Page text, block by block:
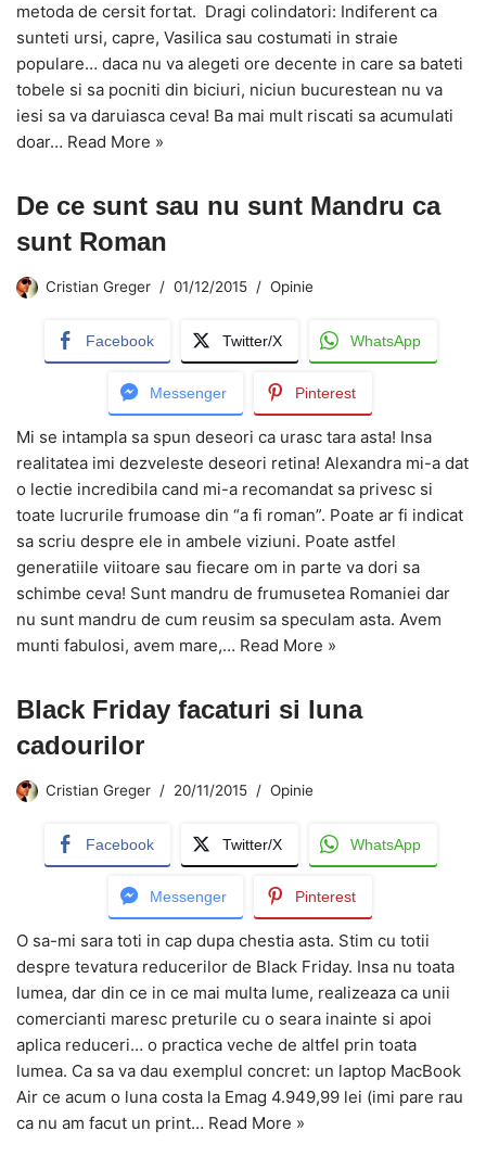
metoda de cersit fortat. Dragi colindatori: Indiferent ca
sunteti ursi, capre, Vasilica sau costumati in straie
populare… daca nu va alegeti ore decente in care sa bateti
tobele si sa pocniti din biciuri, niciun bucurestean nu va
iesi sa va daruiasca ceva! Ba mai mult riscati sa acumulati
doar… Read More »
De ce sunt sau nu sunt Mandru ca
sunt Roman
Cristian Greger 01/12/2015 Opinie
Facebook Twitter/X WhatsApp
Messenger Pinterest
Mi se intampla sa spun deseori ca urasc tara asta! Insa
realitatea imi dezveleste deseori retina! Alexandra mi-a dat
o lectie incredibila cand mi-a recomandat sa privesc si
toate lucrurile frumoase din “a fi roman”. Poate ar fi indicat
sa scriu despre ele in ambele viziuni. Poate astfel
generatiile viitoare sau fiecare om in parte va dori sa
schimbe ceva! Sunt mandru de frumusetea Romaniei dar
nu sunt mandru de cum reusim sa speculam asta. Avem
munti fabulosi, avem mare,… Read More »
Black Friday facaturi si luna
cadourilor
Cristian Greger 20/11/2015 Opinie
Facebook Twitter/X WhatsApp
Messenger Pinterest
O sa-mi sara toti in cap dupa chestia asta. Stim cu totii
despre tevatura reducerilor de Black Friday. Insa nu toata
lumea, dar din ce in ce mai multa lume, realizeaza ca unii
comercianti maresc preturile cu o seara inainte si apoi
aplica reduceri… o practica veche de altfel prin toata
lumea. Ca sa va dau exemplul concret: un laptop MacBook
Air ce acum o luna costa la Emag 4.949,99 lei (imi pare rau
ca nu am facut un print… Read More »